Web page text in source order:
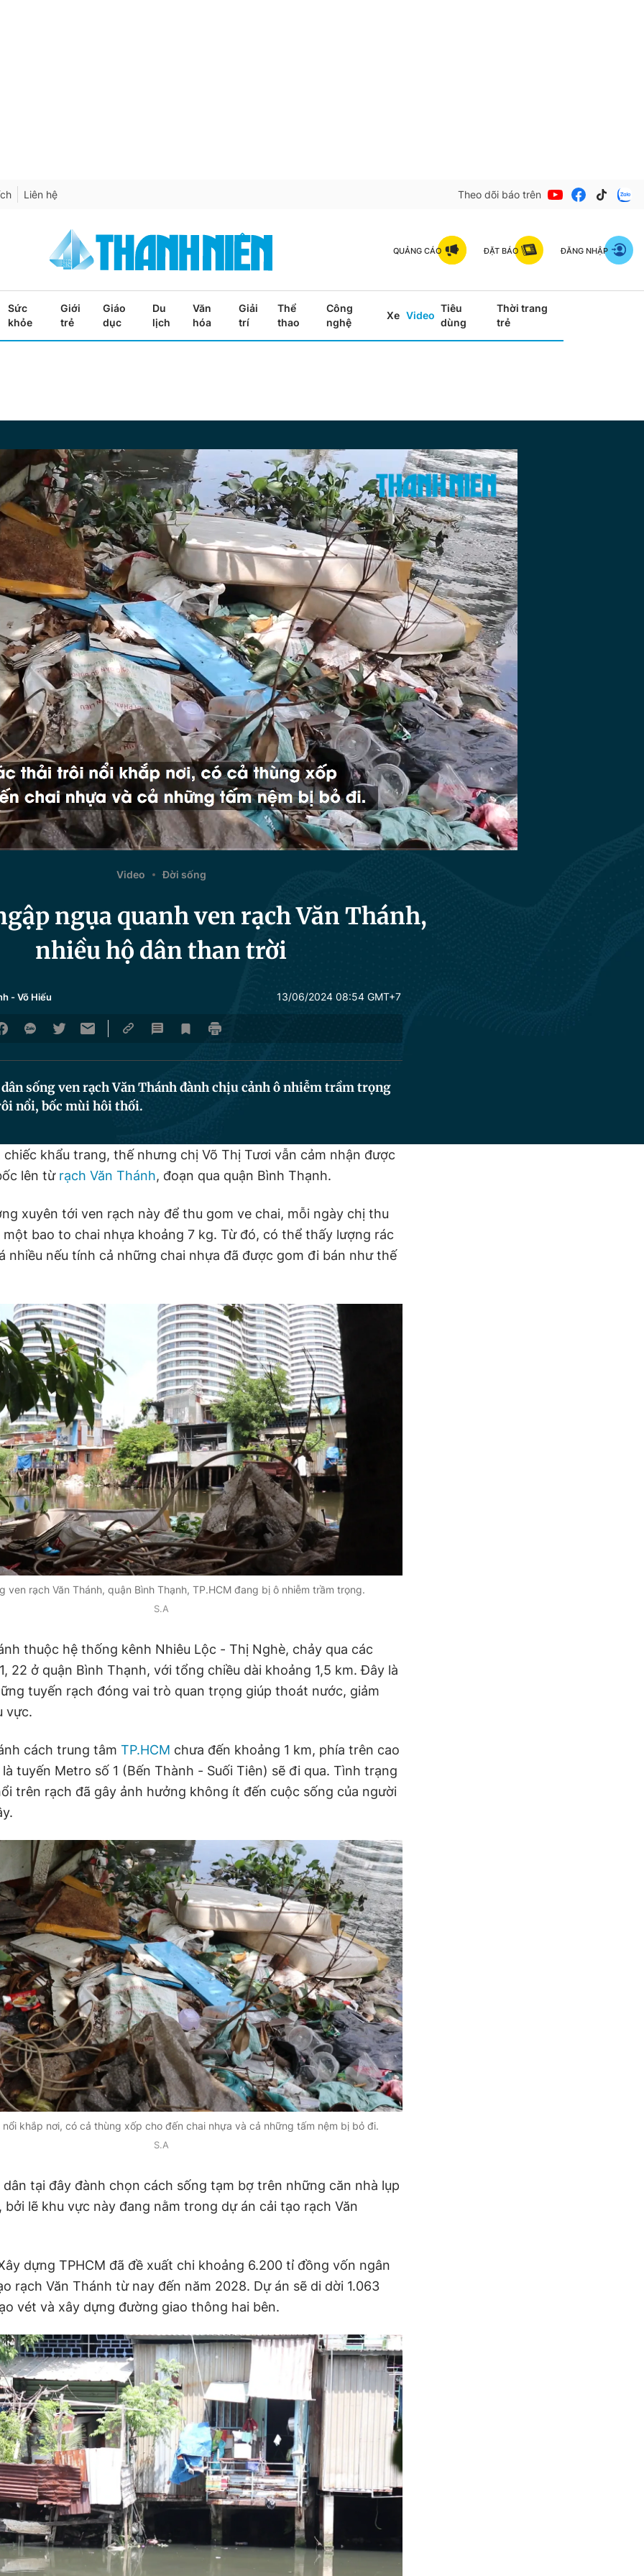
Liên hệ Theo dõi báo trên
QUẢNG CÁO ĐẶT BÁO ĐĂNG NHẬP
Sức
khỏe
Giới
trẻ
Giáo
dục
Du
lịch
Văn
hóa
Giải
trí
Thể
thao
Công
nghệ
Xe Video
Tiêu
dùng
Thời trang
trẻ
Video Đời sống
ngụa quanh ven rạch Văn Thánh,
nhiều hộ dân than trời
-Võ Hiếu 13/06/2024 08:54 GMT+7
sống ven rạch Văn Thánh đành chịu cảnh ô nhiễm trầm trọng
nổi, bốc mùi hôi thối.
chiếc khẩu trang, thế nhưng chị Võ Thị Tươi vẫn cảm nhận được
lên từ rạch Văn Thánh, đoạn qua quận Bình Thạnh.
xuyên tới ven rạch này để thu gom ve chai, mỗi ngày chị thu
bao to chai nhựa khoảng 7 kg. Từ đó, có thể thấy lượng rác
nhiều nếu tính cả những chai nhựa đã được gom đi bán như thế
ven rạch Văn Thánh, quận Bình Thạnh, TP.HCM đang bị ô nhiễm trầm trọng.
S.A
thuộc hệ thống kênh Nhiêu Lộc - Thị Nghè, chảy qua các
22 ở quận Bình Thạnh, với tổng chiều dài khoảng 1,5 km. Đây là
tuyến rạch đóng vai trò quan trọng giúp thoát nước, giảm
vực.
cách trung tâm TP.HCM chưa đến khoảng 1 km, phía trên cao
tuyến Metro số 1 (Bến Thành - Suối Tiên) sẽ đi qua. Tình trạng
trên rạch đã gây ảnh hưởng không ít đến cuộc sống của người
nổi khắp nơi, có cả thùng xốp cho đến chai nhựa và cả những tấm nệm bị bỏ đi.
S.A
dân tại đây đành chọn cách sống tạm bợ trên những căn nhà lụp
bởi lẽ khu vực này đang nằm trong dự án cải tạo rạch Văn
dựng TPHCM đã đề xuất chi khoảng 6.200 tỉ đồng vốn ngân
rạch Văn Thánh từ nay đến năm 2028. Dự án sẽ di dời 1.063
vét và xây dựng đường giao thông hai bên.